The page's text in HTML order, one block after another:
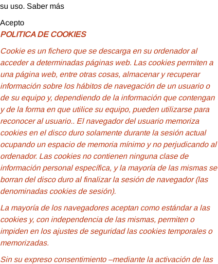
su uso. Saber más
Acepto
POLITICA DE COOKIES
Cookie es un fichero que se descarga en su ordenador al
acceder a determinadas páginas web. Las cookies permiten a
una página web, entre otras cosas, almacenar y recuperar
información sobre los hábitos de navegación de un usuario o
de su equipo y, dependiendo de la información que contengan
y de la forma en que utilice su equipo, pueden utilizarse para
reconocer al usuario.. El navegador del usuario memoriza
cookies en el disco duro solamente durante la sesión actual
ocupando un espacio de memoria mínimo y no perjudicando al
ordenador. Las cookies no contienen ninguna clase de
información personal específica, y la mayoría de las mismas se
borran del disco duro al finalizar la sesión de navegador (las
denominadas cookies de sesión).
La mayoría de los navegadores aceptan como estándar a las
cookies y, con independencia de las mismas, permiten o
impiden en los ajustes de seguridad las cookies temporales o
memorizadas.
Sin su expreso consentimiento –mediante la activación de las